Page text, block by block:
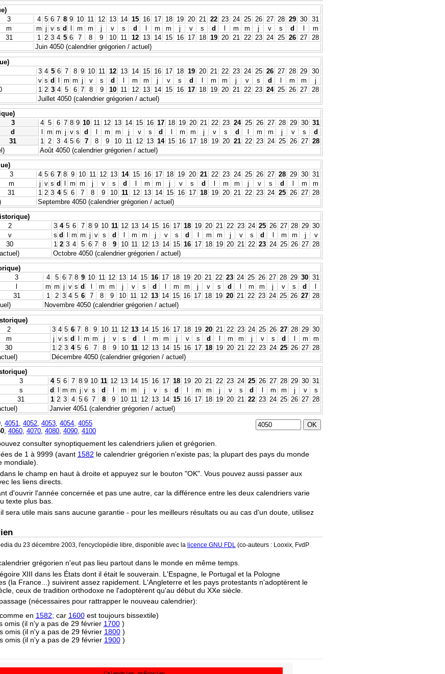
3 4 5 6 7 8 9 10 11 12 13 14 15 16 17 18 19 20 21 22 23 24 25 26 27 28 29 30 31
m m j v s d m m j v s d m m j v s d m m j v s d
m
31 1 2 3 4 5 6 7 8 9 10 11 12 13 14 15 16 17 18 19 20 21 22 23 24 25 26 27 28
Juin 4050 (calendrier grégorien / actuel)
3 4 5 6 7 8 9 10 11 12 13 14 15 16 17 18 19 20 21 22 23 24 25 26 27 28 29 30
v s d l m m j v s d l m m j v s d l m m j v s d l m m
j
1 2 3 4 5 6 7 8 9 10 11 12 13 14 15 16 17 18 19 20 21 22 23 24 25 26 27
28
Juillet 4050 (calendrier grégorien / actuel)
3 4 5 6 7 8 9 10 11 12 13 14 15 16 17 18 19 20 21 22 23 24 25 26 27 28 29 30 31
d m m j v s d m m j v s d m m j v s d m m j v s
d
31 1 2 3 4 5 6 7 8 9 10 11 12 13 14 15 16 17 18 19 20 21 22 23 24 25 26 27 28
Août 4050 (calendrier grégorien / actuel)
3 4 5 6 7 8 9 10 11 12 13 14 15 16 17 18 19 20 21 22 23 24 25 26 27 28 29 30 31
m j v s d m m j v s d m m j v s d m m j v s d m
m
31 1 2 3 4 5 6 7 8 9 10 11 12 13 14 15 16 17 18 19 20 21 22 23 24 25 26 27
28
Septembre 4050 (calendrier grégorien / actuel)
2 3 4 5 6 7 8 9 10 11 12 13 14 15 16 17 18 19 20 21 22 23 24 25 26 27 28 29 30
v s d m m j v s d m m j v s d m m j v s d m m j
v
30 1 2 3 4 5 6 7 8 9 10 11 12 13 14 15 16 17 18 19 20 21 22 23 24 25 26 27 28
Octobre 4050 (calendrier grégorien / actuel)
3 4 5 6 7 8 9 10 11 12 13 14 15 16 17 18 19 20 21 22 23 24 25 26 27 28 29 30 31
m m j v s d m m j v s d m m j v s d m m j v s d
31 1 2 3 4 5 6 7 8 9 10 11 12 13 14 15 16 17 18 19 20 21 22 23 24 25 26 27 28
Novembre 4050 (calendrier grégorien / actuel)
2 3 4 5 6 7 8 9 10 11 12 13 14 15 16 17 18 19 20 21 22 23 24 25 26 27 28 29 30
m j v s d l m m j v s d l m m j v s d l m m j v s d l m
m
30 1 2 3 4 5 6 7 8 9 10 11 12 13 14 15 16 17 18 19 20 21 22 23 24 25 26 27 28
Décembre 4050 (calendrier grégorien / actuel)
3 4 5 6 7 8 9 10 11 12 13 14 15 16 17 18 19 20 21 22 23 24 25 26 27 28 29 30 31
s d l m m j v s d l m m j v s d l m m j v s d l m m j v
s
31 1 2 3 4 5 6 7 8 9 10 11 12 13 14 15 16 17 18 19 20 21 22 23 24 25 26 27 28
Janvier 4051 (calendrier grégorien / actuel)
4051 4052 4053 4054 4055
4060 4070 4080 4090 4100
consulter synoptiquement les calendriers julien et grégorien.
de 1 à 9999 (avant 1582 le calendrier grégorien n'existe pas; la plupart des pays du monde
mondiale).
le champ en haut à droite et appuyez sur le bouton "OK". Vous pouvez aussi passer aux
les liens directs.
d'ouvrir l'année concernée et pas une autre, car la différence entre les deux calendriers varie
texte plus bas.
sera utile mais sans aucune garantie - pour les meilleurs résultats ou au cas d'un doute, utilisez
du 23 décembre 2003, l'encyclopédie libre, disponible avec la licence GNU FDL(co-auteurs : Looxix, FvdP
grégorien n'eut pas lieu partout dans le monde en même temps.
XIII dans les États dont il était le souverain. L'Espagne, le Portugal et la Pologne
(la France...) suivirent assez rapidement. L'Angleterre et les pays protestants n'adoptèrent le
ceux de tradition orthodoxe ne l'adoptèrent qu'au début du XXe siècle.
(nécessaires pour rattrapper le nouveau calendrier):
en 1582; car 1600est toujours bissextile)
omis (il n'y a pas de 29 février 1700)
omis (il n'y a pas de 29 février 1800)
omis (il n'y a pas de 29 février 1900)